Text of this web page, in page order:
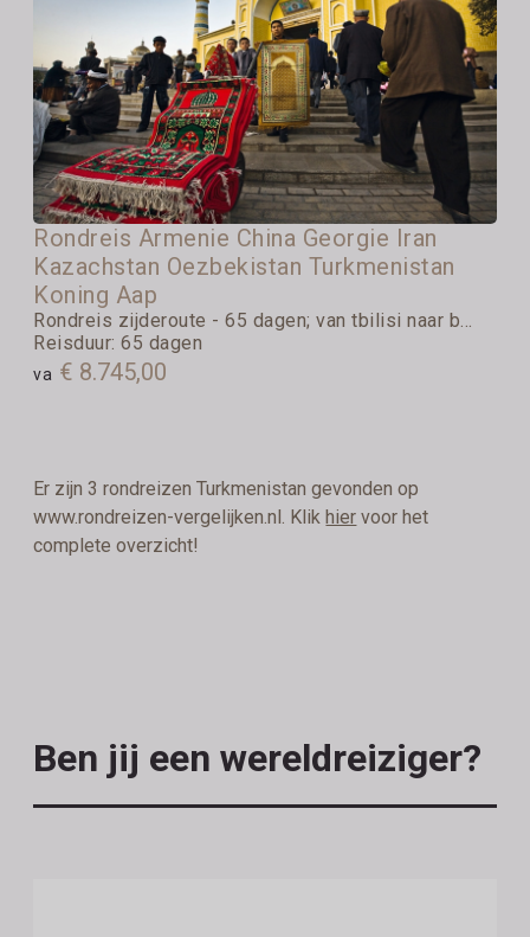
Rondreis Armenie China Georgie Iran
Kazachstan Oezbekistan Turkmenistan
Koning Aap
Rondreis zijderoute - 65 dagen; van tbilisi naar b...
Reisduur: 65 dagen
va € 8.745,00
Er zijn 3 rondreizen Turkmenistan gevonden op
www.rondreizen-vergelijken.nl. Klik hier voor het
complete overzicht!
Ben jij een wereldreiziger?